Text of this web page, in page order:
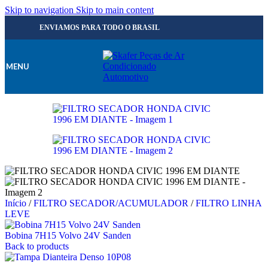
Skip to navigation Skip to main content
ENVIAMOS PARA TODO O BRASIL
MENU
Início / FILTRO SECADOR/ACUMULADOR / FILTRO LINHA
LEVE
Bobina 7H15 Volvo 24V Sanden
Back to products